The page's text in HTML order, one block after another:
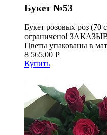
Букет №53
Букет розовых роз (70
ограничено!
Цветы упакованы в
8 565,00 Р
Купить